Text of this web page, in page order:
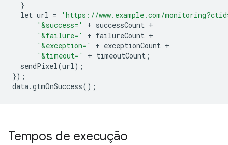
}
let url =
'https://www.example.com/
'&success='
+ successCount +
'&failure='
+ failureCount +
'&exception='
+ exceptionCount +
'&timeout='
+ timeoutCount ;
sendPixel(url);
});
data.gtmOnSuccess();
Tempos de execução